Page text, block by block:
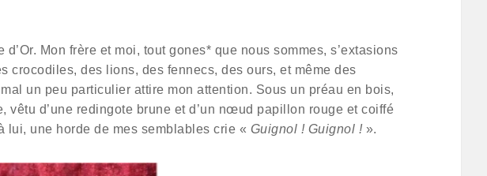
Mon frère et moi, tout gones* que nous sommes, s’extasions
crocodiles, des lions, des fennecs, des ours, et même des
un peu particulier attire mon attention. Sous un préau en bois,
d’une redingote brune et d’un nœud papillon rouge et coiffé
lui, une horde de mes semblables crie « Guignol ! Guignol !».